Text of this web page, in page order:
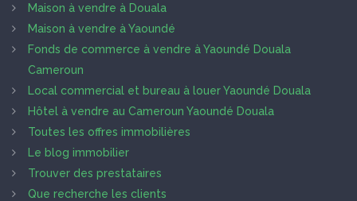
Maison à vendre à Douala
Maison à vendre à Yaoundé
Fonds de commerce à vendre à Yaoundé Douala
Cameroun
Local commercial et bureau à louer Yaoundé Douala
Hôtel à vendre au Cameroun Yaoundé Douala
Toutes les offres immobilières
Le blog immobilier
Trouver des prestataires
Que recherche les clients